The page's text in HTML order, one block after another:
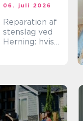
06. juli 2026
Reparation af
stenslag ved
Herning: hvis